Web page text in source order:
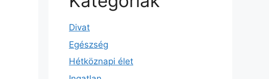
Divat
Egészség
Hétköznapi élet